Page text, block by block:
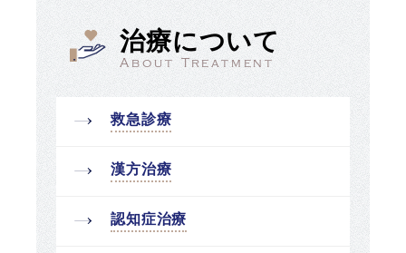
治療について
About Treatment
救急診療
漢方治療
認知症治療